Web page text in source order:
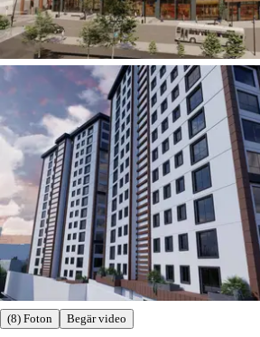
(8) Foton Begär video